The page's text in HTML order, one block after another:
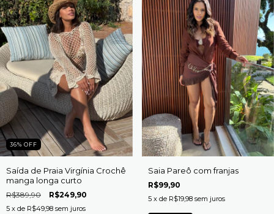
36% OFF
Saída de Praia Virgínia Crochê
manga longa curto
R$389,90 R$249,90
5 x de R$49,98 sem juros
Saia Pareô com franjas
R$99,90
5 x de R$19,98 sem juros